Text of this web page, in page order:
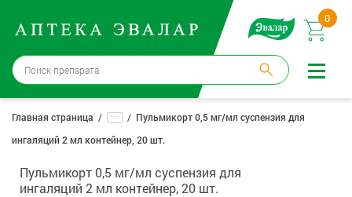
0
Москва→
12 аптек
Войти |
Регистрация
Доставка и оплата
Главная страница ...
Пульмикорт 0,5 мг/мл суспензия для
ингаляций 2 мл контейнер, 20 шт.
Пульмикорт 0,5 мг/мл суспензия для
ингаляций 2 мл контейнер, 20 шт.